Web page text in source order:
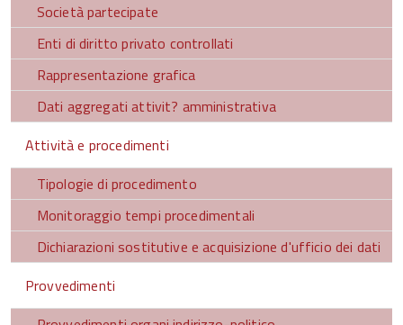
Società partecipate
Enti di diritto privato controllati
Rappresentazione grafica
Dati aggregati attivit? amministrativa
Attività e procedimenti
Tipologie di procedimento
Monitoraggio tempi procedimentali
Dichiarazioni sostitutive e acquisizione d'ufficio dei dati
Provvedimenti